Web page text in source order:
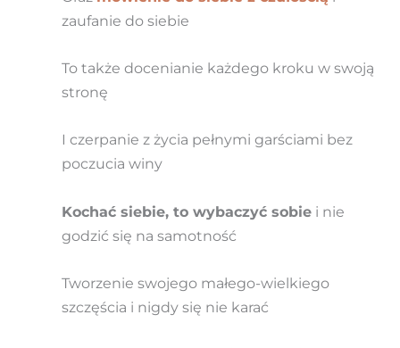
zaufanie do siebie
To także docenianie każdego kroku w swoją
stronę
I czerpanie z życia pełnymi garściami bez
poczucia winy
Kochać siebie, to wybaczyć sobiei nie
godzić się na samotność
Tworzenie swojego małego-wielkiego
szczęścia i nigdy się nie karać